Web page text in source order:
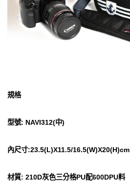
規格
型號: NAVI312(中)
內尺寸:23.5(L)X11.5/16.5(W)X20(H)cm
材質: 210D灰色三分格PU配600DPU料